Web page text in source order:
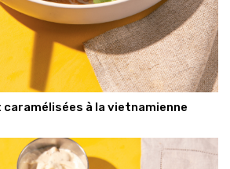
caramélisées à la vietnamienne